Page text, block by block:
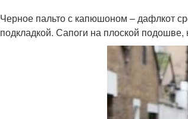
Черное пальто с капюшоном – дафлкот
подкладкой. Сапоги на плоской подошве,